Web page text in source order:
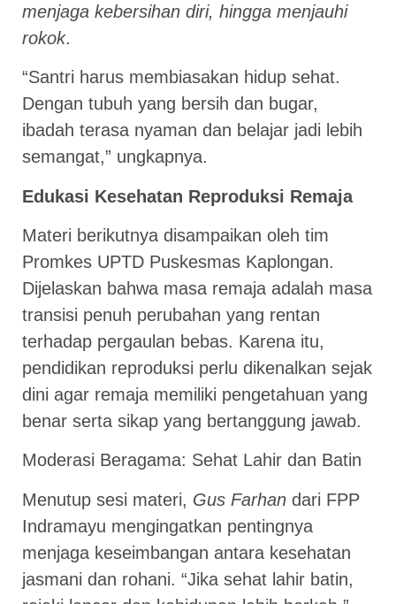
menjaga kebersihan diri, hingga menjauhi
rokok.
“Santri harus membiasakan hidup sehat.
Dengan tubuh yang bersih dan bugar,
ibadah terasa nyaman dan belajar jadi lebih
semangat,” ungkapnya.
Edukasi Kesehatan Reproduksi Remaja
Materi berikutnya disampaikan oleh tim
Promkes UPTD Puskesmas Kaplongan.
Dijelaskan bahwa masa remaja adalah masa
transisi penuh perubahan yang rentan
terhadap pergaulan bebas. Karena itu,
pendidikan reproduksi perlu dikenalkan sejak
dini agar remaja memiliki pengetahuan yang
benar serta sikap yang bertanggung jawab.
Moderasi Beragama: Sehat Lahir dan Batin
Menutup sesi materi, Gus Farhan dari FPP
Indramayu mengingatkan pentingnya
menjaga keseimbangan antara kesehatan
jasmani dan rohani. “Jika sehat lahir batin,